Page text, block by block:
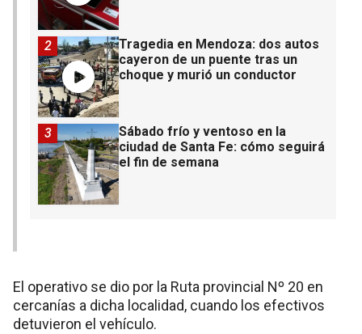
Tragedia en Mendoza: dos autos
cayeron de un puente tras un
choque y murió un conductor
2
Sábado frío y ventoso en la
ciudad de Santa Fe: cómo seguirá
el fin de semana
3
El operativo se dio por la Ruta provincial Nº 20 en
cercanías a dicha localidad, cuando los efectivos
detuvieron el vehículo.